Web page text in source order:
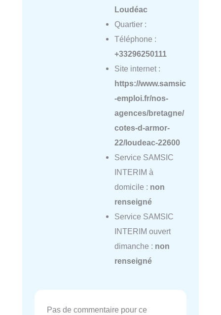
Loudéac
Quartier :
Téléphone :
+33296250111
Site internet :
https://www.samsic
-emploi.fr/nos-
agences/bretagne/
cotes-d-armor-
22/loudeac-22600
Service SAMSIC
INTERIM à
domicile : non
renseigné
Service SAMSIC
INTERIM ouvert
dimanche : non
renseigné
Pas de commentaire pour ce